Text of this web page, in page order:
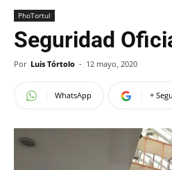
PhoTortul
Seguridad
Por Luis Tórtolo - 12 mayo, 2020
WhatsApp +